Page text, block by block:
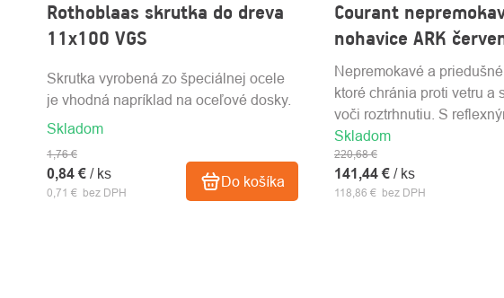
Rothoblaas skrutka do dreva
11x100 VGS
Skladom
0,71 € bez DPH
1,76 €
0,84 € / ks Do košíka
Skrutka vyrobená zo špeciálnej ocele
je vhodná napríklad na oceľové dosky.
Courant
nohavice ARK
Skladom
118,86 € bez DPH
220,68 €
141,44 € / ks
Nepremokavé a
ktoré chránia proti vetru a
voči roztrhnutiu. S
traky.